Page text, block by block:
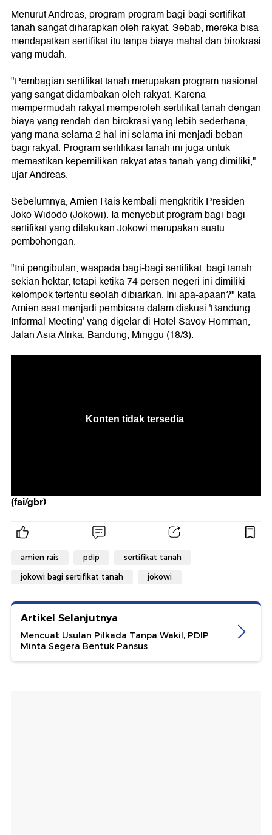
Menurut Andreas, program-program bagi-bagi sertifikat
tanah sangat diharapkan oleh rakyat. Sebab, mereka bisa
mendapatkan sertifikat itu tanpa biaya mahal dan birokrasi
yang mudah.
"Pembagian sertifikat tanah merupakan program nasional
yang sangat didambakan oleh rakyat. Karena
mempermudah rakyat memperoleh sertifikat tanah dengan
biaya yang rendah dan birokrasi yang lebih sederhana,
yang mana selama 2 hal ini selama ini menjadi beban
bagi rakyat. Program sertifikasi tanah ini juga untuk
memastikan kepemilikan rakyat atas tanah yang dimiliki,"
ujar Andreas.
Sebelumnya, Amien Rais kembali mengkritik Presiden
Joko Widodo (Jokowi). Ia menyebut program bagi-bagi
sertifikat yang dilakukan Jokowi merupakan suatu
pembohongan.
"Ini pengibulan, waspada bagi-bagi sertifikat, bagi tanah
sekian hektar, tetapi ketika 74 persen negeri ini dimiliki
kelompok tertentu seolah dibiarkan. Ini apa-apaan?" kata
Amien saat menjadi pembicara dalam diskusi 'Bandung
Informal Meeting' yang digelar di Hotel Savoy Homman,
Jalan Asia Afrika, Bandung, Minggu (18/3).
(fai/gbr)
amien rais pdip sertifikat tanah
jokowi bagi sertifikat tanah jokowi
Artikel Selanjutnya
Mencuat Usulan Pilkada Tanpa Wakil, PDIP
Minta Segera Bentuk Pansus